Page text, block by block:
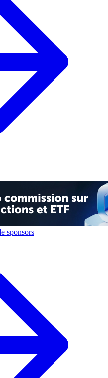
sponsors